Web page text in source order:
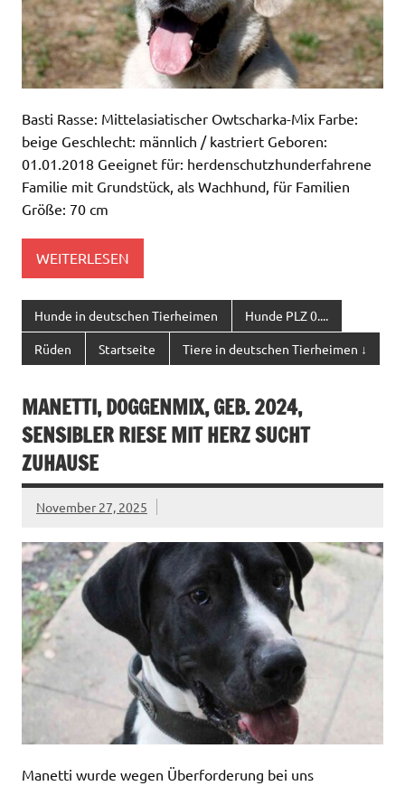
Basti Rasse: Mittelasiatischer Owtscharka-Mix Farbe:
beige Geschlecht: männlich / kastriert Geboren:
01.01.2018 Geeignet für: herdenschutzhunderfahrene
Familie mit Grundstück, als Wachhund, für Familien
Größe: 70 cm
WEITERLESEN
Hunde in deutschen Tierheimen Hunde PLZ 0....
Rüden Startseite Tiere in deutschen Tierheimen ↓
MANETTI, DOGGENMIX, GEB. 2024,
SENSIBLER RIESE MIT HERZ SUCHT
ZUHAUSE
November 27, 2025
Manetti wurde wegen Überforderung bei uns